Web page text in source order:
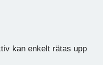
kan enkelt rätas upp